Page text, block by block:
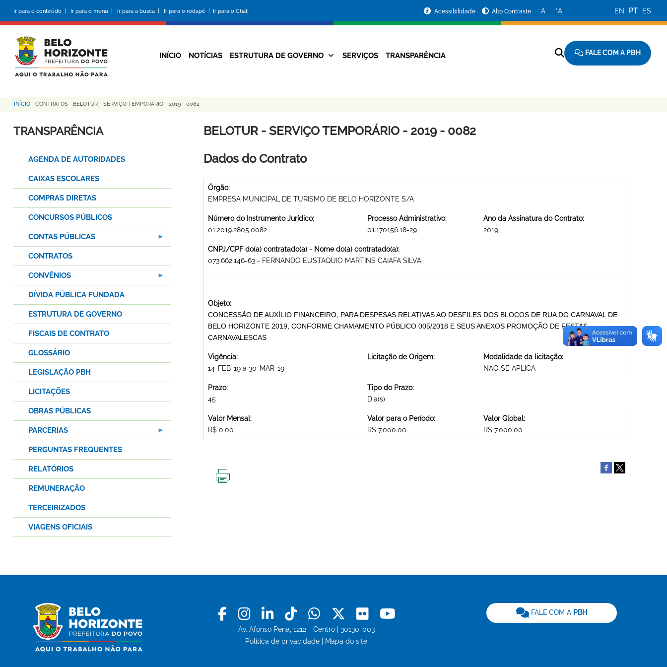
conteúdo
principal
Ir para o conteúdo | Ir para o menu | Ir para a busca | Ir para o rodapé | Ir para o Chat
da
Prefeitura
Acessibilidade Alto Contraste −A +A EN PT ES
Navegação
INÍCIO NOTÍCIAS ESTRUTURA DE GOVERNO SERVIÇOS TRANSPARÊNCIA FALE COM A PBH
Trilha
de
INÍCIO - CONTRATOS - BELOTUR - SERVIÇO TEMPORÁRIO - 2019 - 0082
BELOTUR - SERVIÇO TEMPORÁRIO - 2019 - 0082
Dados do Contrato
Órgão:
EMPRESA MUNICIPAL DE TURISMO DE BELO HORIZONTE S/A
Número do Instrumento Jurídico:
01.2019.2805.0082
Processo Administrativo:
01.170156.18-29
Ano da Assinatura do Contrato:
2019
CNPJ/CPF do(a) contratado(a) - Nome do(a) contratado(a):
073.662.146-63 - FERNANDO EUSTAQUIO MARTINS CAIAFA SILVA
Objeto:
CONCESSÃO DE AUXÍLIO FINANCEIRO, PARA DESPESAS RELATIVAS AO DESFILES DOS BLOCOS DE RUA DO CARNAVAL DE
BELO HORIZONTE 2019, CONFORME CHAMAMENTO PÚBLICO 005/2018 E SEUS ANEXOS PROMOÇÃO DE FESTAS
CARNAVALESCAS
Vigência:
14-FEB-19 a 30-MAR-19
Licitação de Origem:
Modalidade da licitação:
NAO SE APLICA
Prazo:
45
Tipo do Prazo:
Dia(s)
Valor Mensal:
R$ 0.00
Valor para o Período:
R$ 7,000.00
Valor Global:
R$ 7,000.00
TRANSPARÊNCIA
AGENDA DE AUTORIDADES
CAIXAS ESCOLARES
COMPRAS DIRETAS
CONCURSOS PÚBLICOS
CONTAS PÚBLICAS
CONTRATOS
CONVÊNIOS
DÍVIDA PÚBLICA FUNDADA
ESTRUTURA DE GOVERNO
FISCAIS DE CONTRATO
GLOSSÁRIO
LEGISLAÇÃO PBH
LICITAÇÕES
OBRAS PÚBLICAS
PARCERIAS
PERGUNTAS FREQUENTES
RELATÓRIOS
REMUNERAÇÃO
TERCEIRIZADOS
VIAGENS OFICIAIS
Facebook
Instagram
LinkedinTiktokWhatsapp
X Flickr
Av. Afonso Pena, 1212 - Centro | 30130-003
Política de privacidade
Mapa do site
FALE COM A PBH